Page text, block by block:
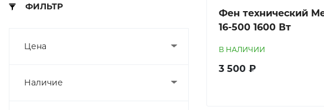
ФИЛЬТР
Цена
Наличие
Фен технический
16-500 1600 Вт
В НАЛИЧИИ
3 500 ₽